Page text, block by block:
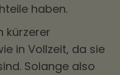
haben.
kürzerer
in Vollzeit, da sie
Solange also